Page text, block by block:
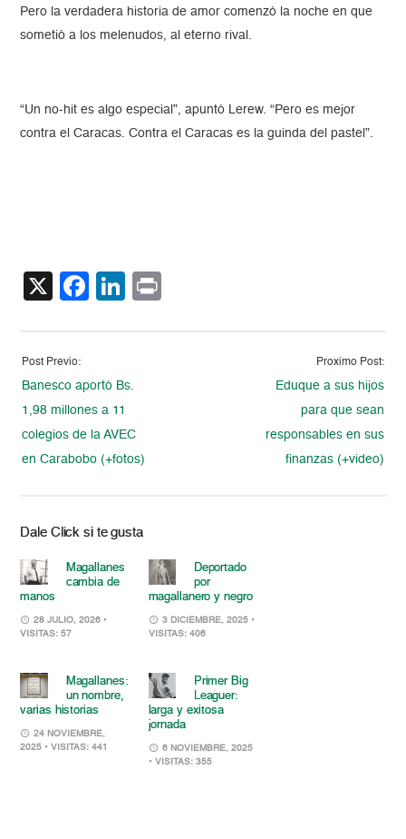
Pero la verdadera historia de amor comenzó la noche en que
sometió a los melenudos, al eterno rival.
“Un no-hit es algo especial”, apuntó Lerew. “Pero es mejor
contra el Caracas. Contra el Caracas es la guinda del pastel”.
X Facebook
LinkedIn
Post Previo:
Banesco aportó Bs.
1,98 millones a 11
colegios de la AVEC
en Carabobo (+fotos)
Proximo Post:
Eduque a sus hijos
para que sean
responsables en sus
finanzas (+video)
Dale Click si te gusta
Magallanes
cambia de
manos
28 JULIO, 2026 •
VISITAS: 57
Deportado
por
magallanero y negro
3 DICIEMBRE, 2025 •
VISITAS: 406
Magallanes:
un nombre,
varias historias
24 NOVIEMBRE,
2025 • VISITAS: 441
Primer Big
Leaguer:
larga y exitosa
jornada
6 NOVIEMBRE, 2025
• VISITAS: 355